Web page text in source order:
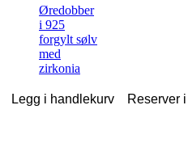
Øredobber
i 925
forgylt sølv
med
zirkonia
Legg i handlekurv Reserver